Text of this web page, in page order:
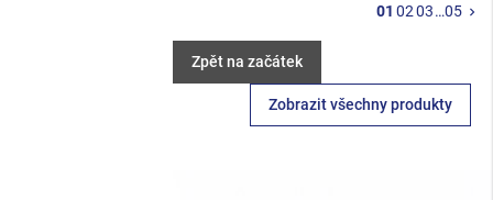
01 0203…05 keyboard_arrow_right
Zpět na začátek
Zobrazit všechny produkty